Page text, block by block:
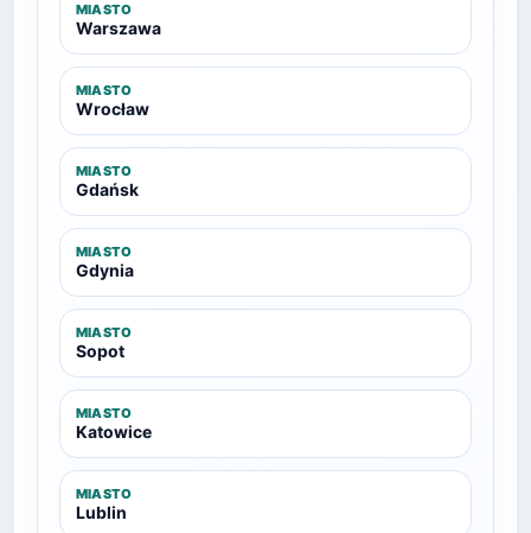
MIASTO
Warszawa
MIASTO
Wrocław
MIASTO
Gdańsk
MIASTO
Gdynia
MIASTO
Sopot
MIASTO
Katowice
MIASTO
Lublin